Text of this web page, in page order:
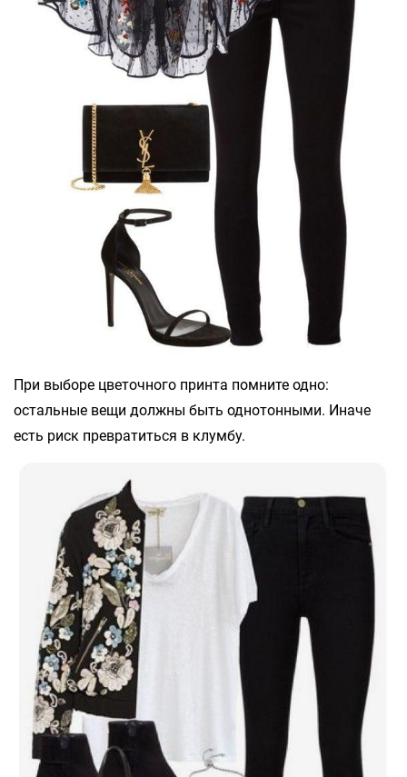
При выборе цветочного принта помните одно:
остальные вещи должны быть однотонными. Иначе
есть риск превратиться в клумбу.